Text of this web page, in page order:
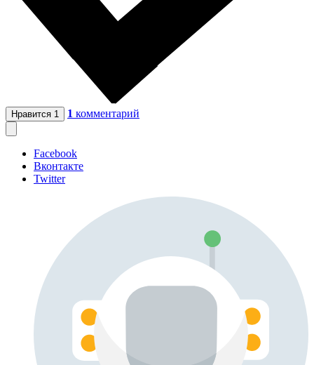
Нравится 1 1 комментарий
Facebook
Вконтакте
Twitter